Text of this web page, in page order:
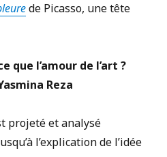
de Picasso, une tête
que l’amour de l’art ?
Reza
projeté et analysé
l’explication de l’idée